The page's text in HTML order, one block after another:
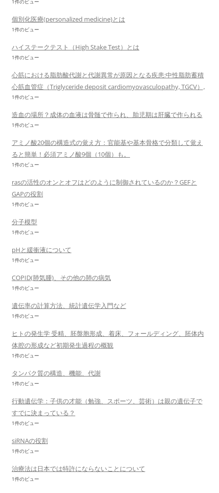
1件のビュー
個別化医療(personalized medicine)とは
1件のビュー
ハイステークテスト（High Stake Test）とは
1件のビュー
心筋における脂肪酸代謝と代謝異常が原因となる疾患:中性脂肪蓄積
心筋血管症（Triglyceride deposit cardiomyovasculopathy, TGCV）,
1件のビュー
造血の場所？成体の血液は骨髄で作られ、胎児期は肝臓で作られる
1件のビュー
アミノ酸20個の構造式の覚え方：官能基や基本骨格で分類して覚え
ると簡単！必須アミノ酸9個（10個）も。
1件のビュー
rasの活性のオンとオフはどのように制御されているのか？GEFと
GAPの役割
1件のビュー
分子模型
1件のビュー
pHと緩衝液について
1件のビュー
COPID(肺気腫)、その他の肺の病気
1件のビュー
遺伝率の計算方法、統計遺伝学入門など
1件のビュー
ヒトの発生学 受精、胚盤胞形成、着床、フォールディング、胚体内
体腔の形成など初期発生過程の概観
1件のビュー
タンパク質の構造、機能、代謝
1件のビュー
行動遺伝学：子供の才能（勉強、スポーツ、芸術）は親の遺伝子で
すでに決まっている？
1件のビュー
siRNAの役割
1件のビュー
治療法は日本では特許にならないことについて
1件のビュー